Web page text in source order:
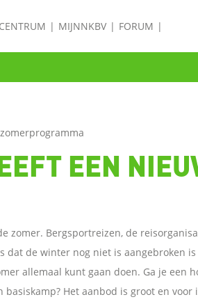
MIJNNKBV FORUM
EEN
Bergsportreizen, de
dat de winter nog niet is aangebroken
allemaal kunt gaan doen. Ga je een
Het aanbod is groot en voor